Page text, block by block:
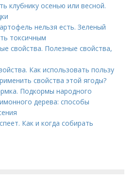
клубнику осенью или весной.
нельзя есть. Зеленый
токсичным
свойства. Полезные свойства,
Как использовать пользу
свойства этой ягоды?
Подкормы народного
дерева: способы
Как и когда собирать